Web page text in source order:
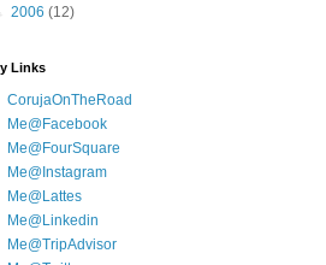
2006 (12)
Links
CorujaOnTheRoad
Me@Facebook
Me@FourSquare
Me@Instagram
Me@Lattes
Me@Linkedin
Me@TripAdvisor